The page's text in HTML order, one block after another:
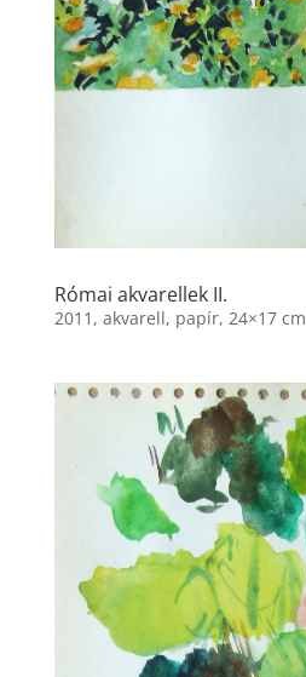
Római akvarellek II.
2011, akvarell, papír, 24×17 cm